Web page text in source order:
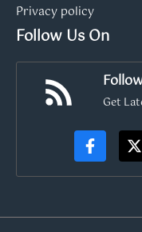
Privacy policy
Follow Us On
Get